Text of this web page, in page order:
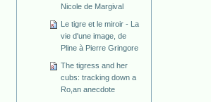
Nicole de Margival
Le tigre et le miroir - La
vie d'une image, de
Pline à Pierre Gringore
The tigress and her
cubs: tracking down a
Ro,an anecdote